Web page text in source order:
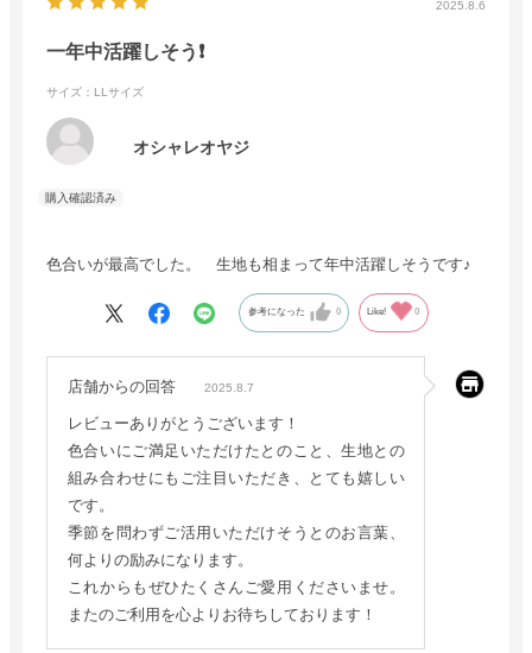
2025.8.6
一年中活躍しそう❗️
サイズ：LLサイズ
オシャレオヤジ
色合いが最高でした。 生地も相まって年中活躍しそうです♪
参考になった 0 Like! 0
店舗からの回答 2025.8.7
レビューありがとうございます！
色合いにご満足いただけたとのこと、生地との
組み合わせにもご注目いただき、とても嬉しい
です。
季節を問わずご活用いただけそうとのお言葉、
何よりの励みになります。
これからもぜひたくさんご愛用くださいませ。
またのご利用を心よりお待ちしております！